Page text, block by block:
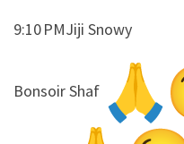
9:10 PMJiji Snowy
​​Bonsoir Shaf